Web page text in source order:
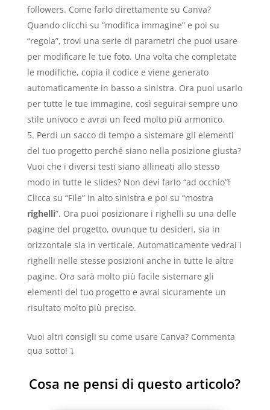
followers. Come farlo direttamente su Canva?
Quando clicchi su “modifica immagine” e poi su
“regola”, trovi una serie di parametri che puoi usare
per modificare le tue foto. Una volta che completate
le modifiche, copia il codice e viene generato
automaticamente in basso a sinistra. Ora puoi usarlo
per tutte le tue immagine, così seguirai sempre uno
stile univoco e avrai un feed molto più armonico.
Perdi un sacco di tempo a sistemare gli elementi
del tuo progetto perché siano nella posizione giusta?
Vuoi che i diversi testi siano allineati allo stesso
modo in tutte le slides? Non devi farlo “ad occhio”!
Clicca su “File” in alto sinistra e poi su “mostra
righelli”. Ora puoi posizionare i righelli su una delle
pagine del progetto, ovunque tu desideri, sia in
orizzontale sia in verticale. Automaticamente vedrai i
righelli nelle stesse posizioni anche in tutte le altre
pagine. Ora sarà molto più facile sistemare gli
elementi del tuo progetto e avrai sicuramente un
risultato molto più preciso.
Vuoi altri consigli su come usare Canva? Commenta
qua sotto! ⤵️
Cosa ne pensi di questo articolo?